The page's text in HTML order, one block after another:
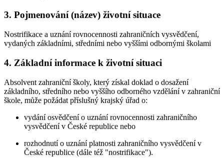
3. Pojmenování (název) životní situace
Nostrifikace a uznání rovnocennosti zahraničních vysvědčení,
vydaných základními, středními nebo vyššími odbornými školami
4. Základní informace k životní situaci
Absolvent zahraniční školy, který získal doklad o dosažení
základního, středního nebo vyššího odborného vzdělání v zahraniční
škole, může požádat příslušný krajský úřad o:
vydání osvědčení o uznání rovnocennosti zahraničního
vysvědčení v České republice nebo
rozhodnutí o uznání platnosti zahraničního vysvědčení v
České republice (dále též "nostrifikace").